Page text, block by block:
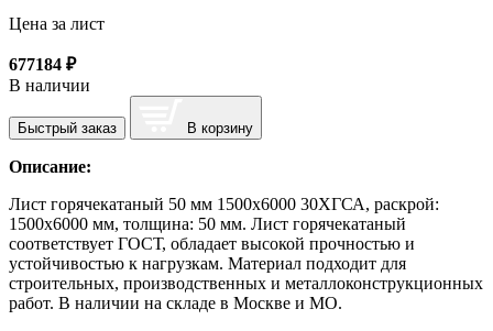
Цена за лист
677184 ₽
В наличии
Быстрый заказ В корзину
Описание:
Лист горячекатаный 50 мм 1500х6000 30ХГСА, раскрой:
1500х6000 мм, толщина: 50 мм. Лист горячекатаный
соответствует ГОСТ, обладает высокой прочностью и
устойчивостью к нагрузкам. Материал подходит для
строительных, производственных и металлоконструкционных
работ. В наличии на складе в Москве и МО.